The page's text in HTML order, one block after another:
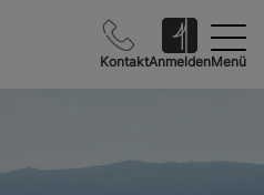
KontaktAnmeldenMenü